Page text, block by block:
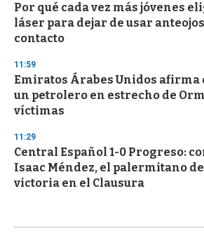
Por qué cada vez más jóvenes
láser para dejar de usar
contacto
11:59
Emiratos Árabes Unidos afirma
un petrolero en estrecho de
víctimas
11:29
Central Español 1-0 Progreso:
Isaac Méndez, el palermitano
victoria en el Clausura